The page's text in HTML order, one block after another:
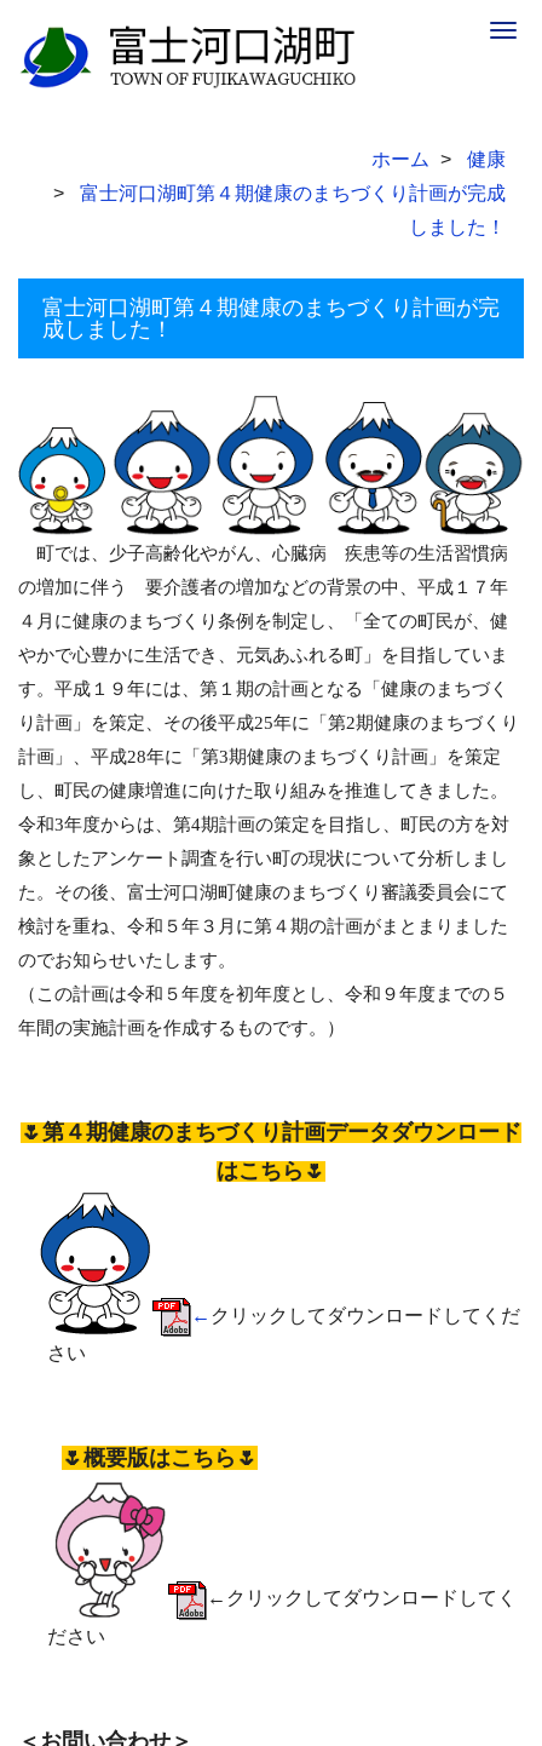
ホーム
健康
富士河口湖町第４期健康のまちづくり計画が完成
しました！
富士河口湖町第４期健康のまちづくり計画が完
成しました！
町では、少子高齢化やがん、心臓病 疾患等の生活習慣病
の増加に伴う 要介護者の増加などの背景の中、平成１７年
４月に健康のまちづくり条例を制定し、「全ての町民が、健
やかで心豊かに生活でき、元気あふれる町」を目指していま
す。平成１９年には、第１期の計画となる「健康のまちづく
り計画」を策定、その後平成25年に「第2期健康のまちづくり
計画」、平成28年に「第3期健康のまちづくり計画」を策定
し、町民の健康増進に向けた取り組みを推進してきました。
令和3年度からは、第4期計画の策定を目指し、町民の方を対
象としたアンケート調査を行い町の現状について分析しまし
た。 その後、富士河口湖町健康のまちづくり審議委員会にて
検討を重ね、令和５年３月に第４期の計画がまとまりました
のでお知らせいたします。
（この計画は令和５年度を初年度とし、令和９年度までの５
年間の実施計画を作成するものです。）
🌷第４期健康のまちづくり計画データダウンロード
はこちら🌷
← クリックしてダウンロードしてくだ
さい
🌷概要版はこちら🌷
←クリックしてダウンロードしてく
ださい
＜お問い合わせ＞